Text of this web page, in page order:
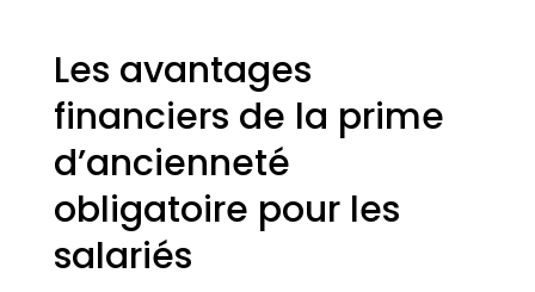
Les avantages
financiers de la prime
d’ancienneté
obligatoire pour les
salariés